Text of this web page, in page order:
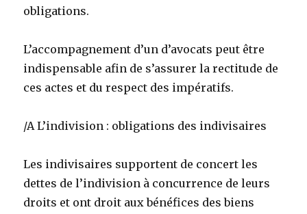
obligations.
L’accompagnement d’un d’avocats peut être
indispensable afin de s’assurer la rectitude de
ces actes et du respect des impératifs.
/A L’indivision : obligations des indivisaires
Les indivisaires supportent de concert les
dettes de l’indivision à concurrence de leurs
droits et ont droit aux bénéfices des biens